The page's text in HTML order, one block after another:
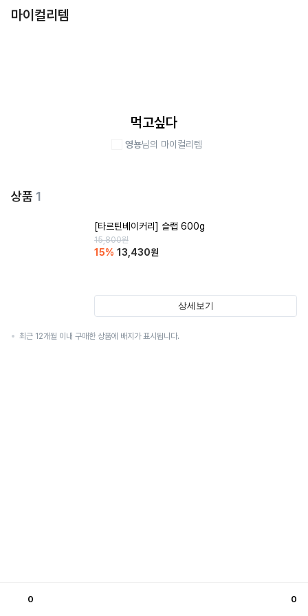
마이컬리템
먹고싶다
영뇽님의 마이컬리템
상품 1
[타르틴베이커리] 슬랩 600g
15,800원
15% 13,430원
상세보기
최근 12개월 이내 구매한 상품에 배지가 표시됩니다.
0 0